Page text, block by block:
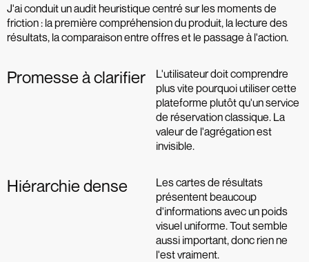
J'ai conduit un audit heuristique centré sur les moments de
friction : la première compréhension du produit, la lecture des
résultats, la comparaison entre offres et le passage à l'action.
Promesse à clarifier
L'utilisateur doit comprendre
plus vite pourquoi utiliser cette
plateforme plutôt qu'un service
de réservation classique. La
valeur de l'agrégation est
invisible.
Hiérarchie dense
Les cartes de résultats
présentent beaucoup
d'informations avec un poids
visuel uniforme. Tout semble
aussi important, donc rien ne
l'est vraiment.